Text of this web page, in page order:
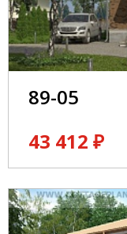
89-05
43 412 ₽